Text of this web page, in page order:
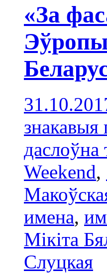
«За
знакавыя
даслоўна
Weekend,
имена,
Мікіта
Слуцкая